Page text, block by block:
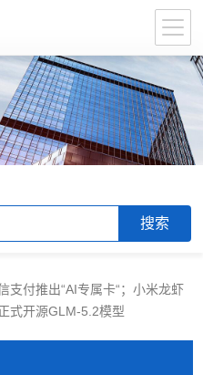
支付推出“AI专属卡“；小米龙虾
式开源GLM-5.2模型